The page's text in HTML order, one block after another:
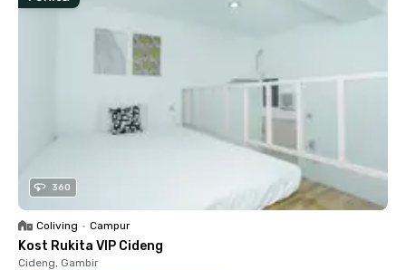
360
Coliving • Campur
Kost Rukita VIP Cideng
Cideng, Gambir